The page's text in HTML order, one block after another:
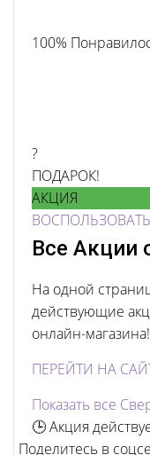
100%
?
ПОДАРОК!
АКЦИЯ
Все Акции
На одной
действующие
онлайн-магазина!
ПЕРЕЙТИ НА
Показать все
🕒 Акция
Поделитесь в